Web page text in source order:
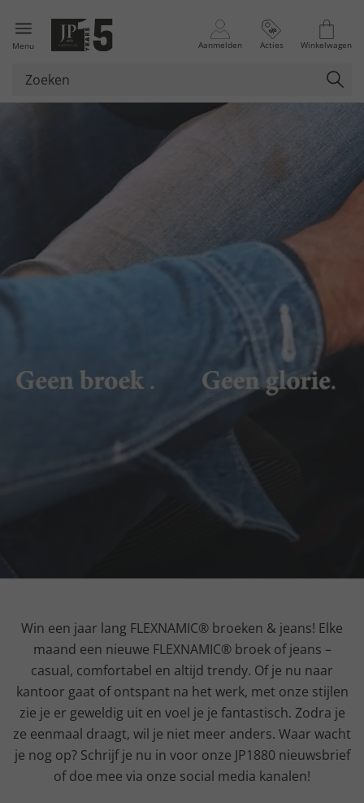
Menu Aanmelden Acties Winkelwagen
Win een jaar lang FLEXNAMIC® broeken & jeans! Elke
maand een nieuwe FLEXNAMIC® broek of jeans –
casual, comfortabel en altijd trendy. Of je nu naar
kantoor gaat of ontspant na het werk, met onze stijlen
zie je er geweldig uit en voel je je fantastisch. Zodra je
ze eenmaal draagt, wil je niet meer anders. Waar wacht
je nog op? Schrijf je nu in voor onze JP1880 nieuwsbrief
of doe mee via onze social media kanalen!